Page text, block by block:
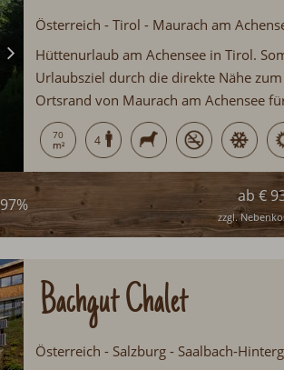
Österreich - Tirol - Maurach am
Hüttenurlaub am Achensee in Tirol.
Urlaubsziel durch die direkte Nähe
Ortsrand von Maurach am Achensee
Gemütliche Einrichtung mit
70 4
97% ab €
zzgl.
Bachgut Chalet
Österreich - Salzburg - Saalbach-